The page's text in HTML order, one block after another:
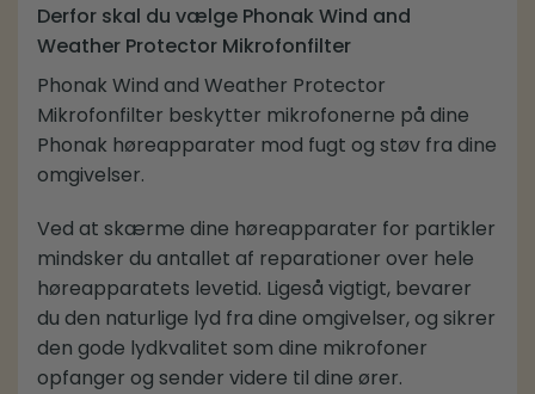
Derfor skal du vælge Phonak Wind and
Weather Protector Mikrofonfilter
Phonak Wind and Weather Protector
Mikrofonfilter beskytter mikrofonerne på dine
Phonak høreapparater mod fugt og støv fra dine
omgivelser.
Ved at skærme dine høreapparater for partikler
mindsker du antallet af reparationer over hele
høreapparatets levetid. Ligeså vigtigt, bevarer
du den naturlige lyd fra dine omgivelser, og sikrer
den gode lydkvalitet som dine mikrofoner
opfanger og sender videre til dine ører.